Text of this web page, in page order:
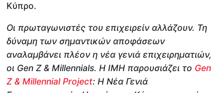
Κύπρο.
Οι πρωταγωνιστές του επιχειρείν αλλάζουν. Τη
δύναμη των σημαντικών αποφάσεων
αναλαμβάνει πλέον η νέα γενιά επιχειρηματιών,
οι Gen Z & Millennials. Η IMH παρουσιάζει το Gen
Z & Millennial Project: Η Νέα Γενιά